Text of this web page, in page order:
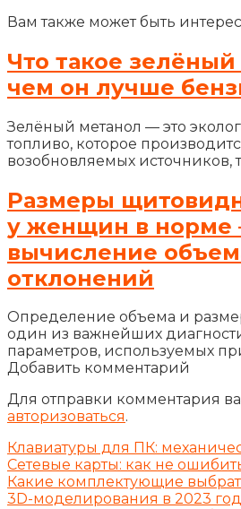
Вам также может быть
Что такое
чем он лучше
Зелёный метанол — это
топливо, которое
возобновляемых источников,
Размеры
у женщин в
вычисление
отклонений
Определение объема и
один из важнейших
параметров, используемых
Добавить комментарий
Для отправки комментария
авторизоваться.
Клавиатуры для ПК:
Сетевые карты: как не
Какие комплектующие
3D-моделирования в 2023